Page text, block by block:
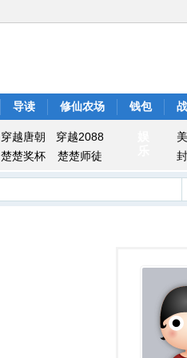
导读 修仙农场 钱包
穿越唐朝
穿越2088
楚楚奖杯 楚楚师徒